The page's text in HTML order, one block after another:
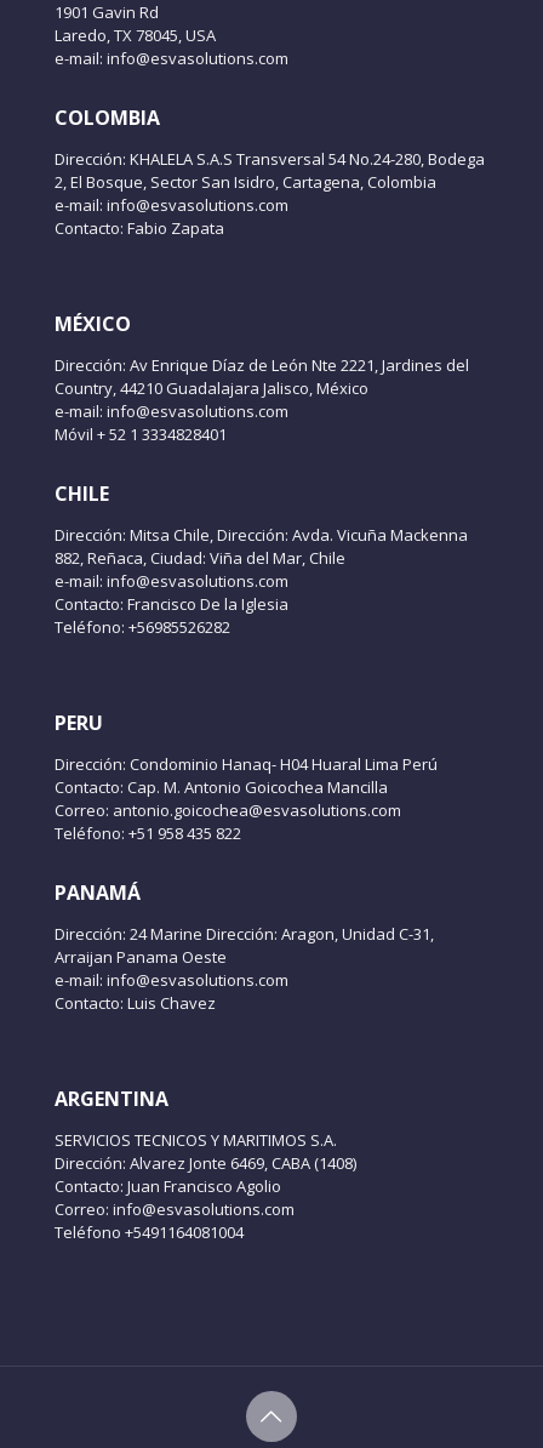
1901 Gavin Rd
Laredo, TX 78045, USA
e-mail: info@esvasolutions.com
COLOMBIA
Dirección: KHALELA S.A.S Transversal 54 No.24-280, Bodega
2, El Bosque, Sector San Isidro, Cartagena, Colombia
e-mail: info@esvasolutions.com
Contacto: Fabio Zapata
MÉXICO
Dirección: Av Enrique Díaz de León Nte 2221, Jardines del
Country, 44210 Guadalajara Jalisco, México
e-mail: info@esvasolutions.com
Móvil + 52 1 3334828401
CHILE
Dirección: Mitsa Chile, Dirección: Avda. Vicuña Mackenna
882, Reñaca, Ciudad: Viña del Mar, Chile
e-mail: info@esvasolutions.com
Contacto: Francisco De la Iglesia
Teléfono: +56985526282
PERU
Dirección: Condominio Hanaq- H04 Huaral Lima Perú
Contacto: Cap. M. Antonio Goicochea Mancilla
Correo: antonio.goicochea@esvasolutions.com
Teléfono: +51 958 435 822
PANAMÁ
Dirección: 24 Marine Dirección: Aragon, Unidad C-31,
Arraijan Panama Oeste
e-mail: info@esvasolutions.com
Contacto: Luis Chavez
ARGENTINA
SERVICIOS TECNICOS Y MARITIMOS S.A.
Dirección: Alvarez Jonte 6469, CABA (1408)
Contacto: Juan Francisco Agolio
Correo: info@esvasolutions.com
Teléfono +5491164081004